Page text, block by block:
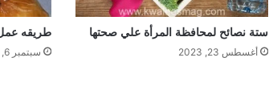
ستة نصائح لمحافظة المرأة علي صحتها
أغسطس 23, 2023
طريقه
سبتمبر 6, 2019